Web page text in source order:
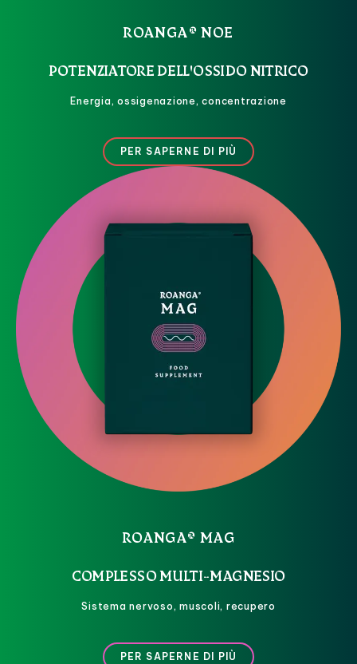
ROANGA® NOE
POTENZIATORE DELL'OSSIDO NITRICO
Energia, ossigenazione, concentrazione
PER SAPERNE DI PIÙ
ROANGA® MAG
COMPLESSO MULTI-MAGNESIO
Sistema nervoso, muscoli, recupero
PER SAPERNE DI PIÙ